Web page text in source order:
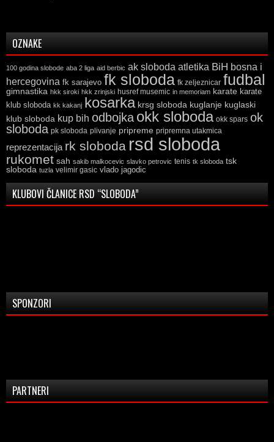
OZNAKE
100 godina slobode aba 2 liga aid berbic ak sloboda atletika BiH bosna i
hercegovina fk sarajevo fk sloboda fk zeljeznicar fudbal
gimnastika hkk siroki hkk zrinjski husref musemic in memoriam karate karate
klub sloboda kk kakanj kosarka krsg sloboda kuglanje kuglaski
klub sloboda kup bih odbojka okk sloboda okk spars ok
sloboda pk sloboda plivanje pripreme pripremna utakmica
reprezentacija rk sloboda rsd sloboda
rukomet sah sakib malkocevic slavko petrovic tenis tk sloboda tsk
sloboda tuzla velimir gasic vlado jagodic
KLUBOVI ČLANICE RSD “SLOBODA”
SPONZORI
PARTNERI